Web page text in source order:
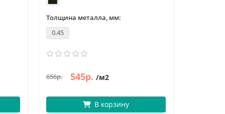
Толщина металла, мм:
0.45
656р. 545р. /м2
В корзину